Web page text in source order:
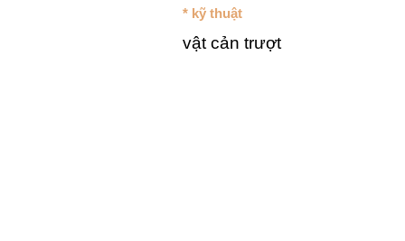
* kỹ thuật
vật cản trượt